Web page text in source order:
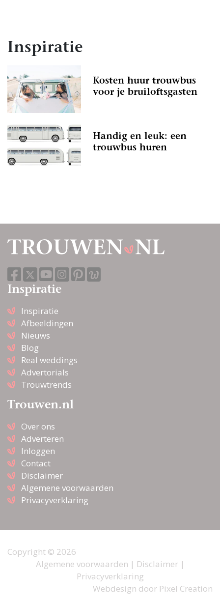
Inspiratie
Kosten huur trouwbus
voor je bruiloftsgasten
Handig en leuk: een
trouwbus huren
Inspiratie
Inspiratie
Afbeeldingen
Nieuws
Blog
Real weddings
Advertorials
Trouwtrends
Trouwen.nl
Over ons
Adverteren
Inloggen
Contact
Disclaimer
Algemene voorwaarden
Privacyverklaring
Copyright © 2026
Algemene voorwaarden | Disclaimer|
Privacyverklaring
Webdesign door Pixel Creation